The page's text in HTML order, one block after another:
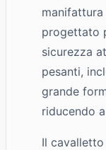
progettato
sicurezza
pesanti,
grande
riducendo
Il